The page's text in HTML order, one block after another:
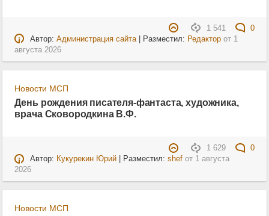
1 541
0
Автор: Администрация сайта| Разместил: Редакторот 1
августа 2026
Новости МСП
День рождения писателя-фантаста, художника,
врача Сковородкина В.Ф.
1 629
0
Автор: Кукурекин Юрий| Разместил: shefот 1 августа
2026
Новости МСП